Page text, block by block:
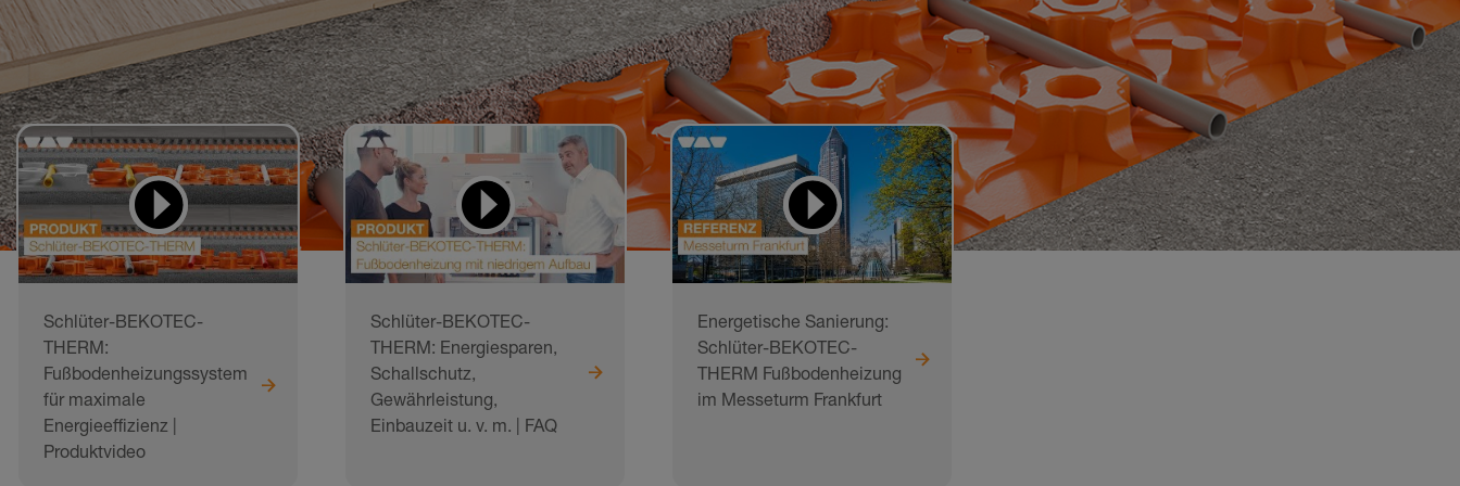
Schlüter-BEKOTEC-
THERM:
Fußbodenheizungssystem
für maximale
Energieeffizienz |
Produktvideo
Schlüter-BEKOTEC-
THERM: Energiesparen,
Schallschutz,
Gewährleistung,
Einbauzeit u. v. m. | FAQ
Energetische Sanierung:
Schlüter-BEKOTEC-
THERM Fußbodenheizung
im Messeturm Frankfurt